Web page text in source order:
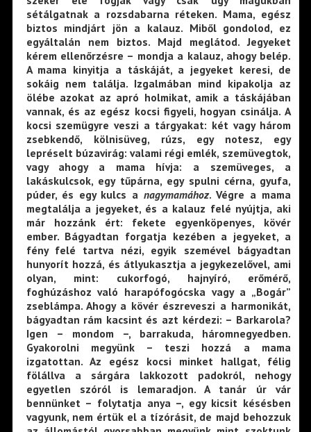
sétálgatnak a rozsdabarna réteken. Mama, egész
biztos mindjárt jön a kalauz. Miből gondolod, ez
egyáltalán nem biztos. Majd meglátod. Jegyeket
kérem ellenőrzésre – mondja a kalauz, ahogy belép.
A mama kinyitja a táskáját, a jegyeket keresi, de
sokáig nem találja. Izgalmában mind kipakolja az
ölébe azokat az apró holmikat, amik a táskájában
vannak, és az egész kocsi figyeli, hogyan csinálja. A
kocsi szemügyre veszi a tárgyakat: két vagy három
zsebkendő, kölnisüveg, rúzs, egy notesz, egy
lepréselt búzavirág: valami régi emlék, szemüvegtok,
vagy ahogy a mama hívja: a szemüveges, a
lakáskulcsok, egy tűpárna, egy spulni cérna, gyufa,
púder, és egy kulcs a nagymamához. Végre a mama
megtalálja a jegyeket, és a kalauz felé nyújtja, aki
már hozzánk ért: fekete egyenköpenyes, kövér
ember. Bágyadtan forgatja kezében a jegyeket, a
fény felé tartva nézi, egyik szemével bágyadtan
hunyorít hozzá, és átlyukasztja a jegykezelővel, ami
olyan, mint: cukorfogó, hajnyíró, erőmérő,
foghúzáshoz való harapófogócska vagy a „Bogár”
zseblámpa. Ahogy a kövér észreveszi a harmonikát,
bágyadtan rám kacsint és azt kérdezi: – Barkarola?
Igen – mondom –, barrakuda, háromnegyedben.
Gyakorolni megyünk – teszi hozzá a mama
izgatottan. Az egész kocsi minket hallgat, félig
fölállva a sárgára lakkozott padokról, nehogy
egyetlen szóról is lemaradjon. A tanár úr vár
bennünket – folytatja anya –, egy kicsit késésben
vagyunk, nem értük el a tízórásit, de majd behozzuk